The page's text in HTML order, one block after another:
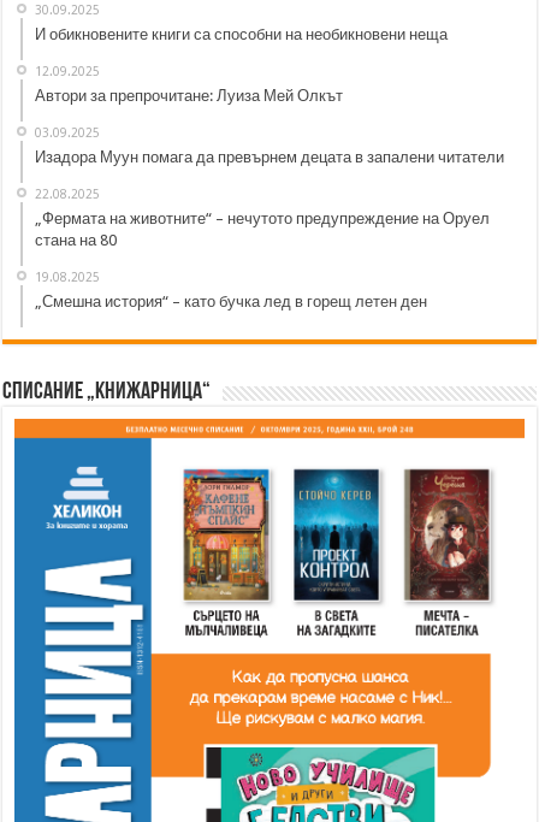
30.09.2025
И обикновените книги са способни на необикновени неща
12.09.2025
Автори за препрочитане: Луиза Мей Олкът
03.09.2025
Изадора Муун помага да превърнем децата в запалени читатели
22.08.2025
„Фермата на животните“ – нечутото предупреждение на Оруел
стана на 80
19.08.2025
„Смешна история“ – като бучка лед в горещ летен ден
Списание „Книжарница“